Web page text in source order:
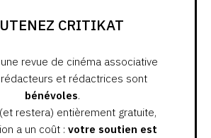
CRITIKAT
revue de cinéma associative
et rédactrices sont
bénévoles.
restera) entièrement gratuite,
a un coût : votre soutien est